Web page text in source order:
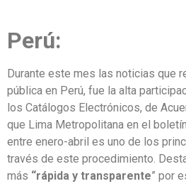
Perú:
Durante este mes las noticias que
pública en Perú, fue la alta
los Catálogos Electrónicos, de
que Lima Metropolitana en el
entre enero-abril es uno de los
través de este procedimiento.
más “rápida y transparente” por